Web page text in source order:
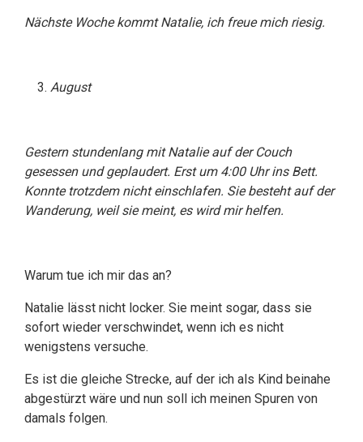
Nächste Woche kommt Natalie, ich freue mich riesig.
August
Gestern stundenlang mit Natalie auf der Couch
gesessen und geplaudert. Erst um 4:00 Uhr ins Bett.
Konnte trotzdem nicht einschlafen. Sie besteht auf der
Wanderung, weil sie meint, es wird mir helfen.
Warum tue ich mir das an?
Natalie lässt nicht locker. Sie meint sogar, dass sie
sofort wieder verschwindet, wenn ich es nicht
wenigstens versuche.
Es ist die gleiche Strecke, auf der ich als Kind beinahe
abgestürzt wäre und nun soll ich meinen Spuren von
damals folgen.